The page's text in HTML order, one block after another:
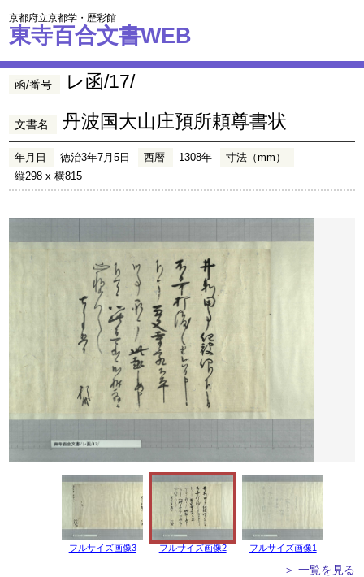
京都府立京都学・歴彩館
東寺百合文書WEB
函/番号 レ函/17/
文書名 丹波国大山庄預所頼尊書状
年月日 徳治3年7月5日 西暦 1308年
寸法（mm）
縦298 x 横815
フルサイズ画像3 フルサイズ画像2 フルサイズ画像1
＞ 一覧を見る